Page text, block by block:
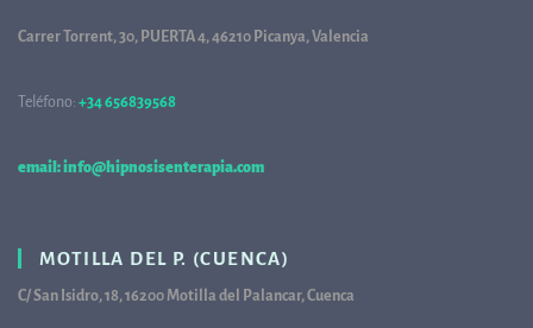
Carrer Torrent, 30, PUERTA 4, 46210 Picanya, Valencia
Teléfono: +34 656839568
email: info@hipnosisenterapia.com
MOTILLA DEL P. (CUENCA)
C/ San Isidro, 18, 16200 Motilla del Palancar, Cuenca